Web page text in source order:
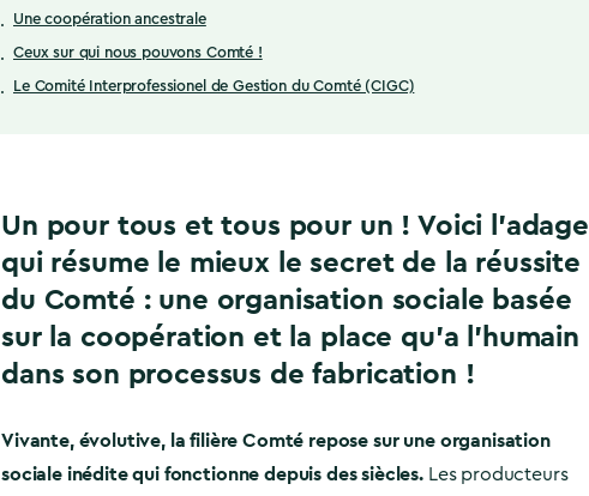
Une coopération ancestrale
Ceux sur qui nous pouvons Comté !
Le Comité Interprofessionel de Gestion du Comté (CIGC)
Un pour tous et tous pour un ! Voici l’adage
qui résume le mieux le secret de la réussite
du Comté : une organisation sociale basée
sur la coopération et la place qu’a l’humain
dans son processus de fabrication !
Vivante, évolutive, la filière Comté repose sur une organisation
sociale inédite qui fonctionne depuis des siècles. Les producteurs